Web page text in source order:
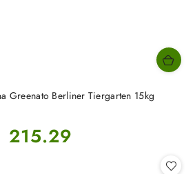
Greenato Berliner Tiergarten 15kg
Cena:
215.29